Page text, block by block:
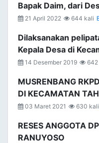
Bapak Daim, dari
21 April 2022 644 kali
Dilaksanakan
Kepala Desa di
14 Desember 2019 642
MUSRENBANG
DI KECAMATAN
03 Maret 2021 630 kali
RESES ANGGOTA
RANUYOSO